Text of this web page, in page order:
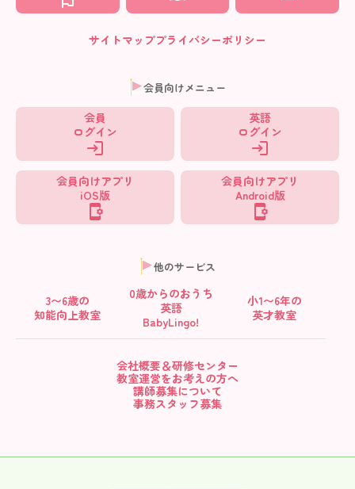
サイトマッププライバシーポリシー
会員向けメニュー
会員
ログイン
英語
ログイン
会員向けアプリ
iOS版
会員向けアプリ
Android版
他のサービス
3〜6歳の
知能向上教室
0歳からのおうち
英語
BabyLingo!
小1〜6年の
英才教室
会社概要＆研修センター
教室運営をお考えの方へ
講師募集について
事務スタッフ募集